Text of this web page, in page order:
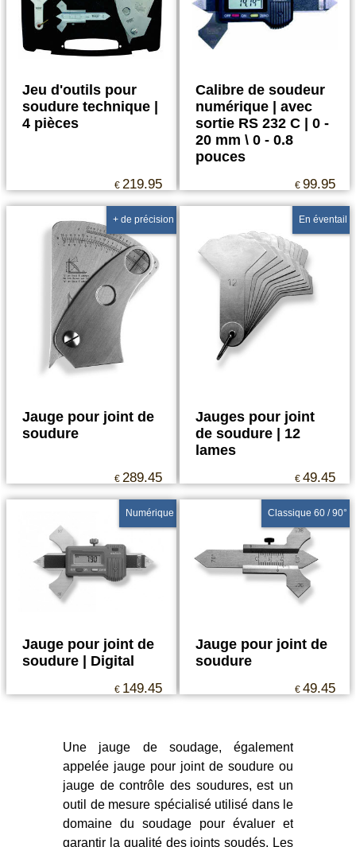
Jeu d'outils pour
soudure technique |
4 pièces
€ 219.95
Calibre de soudeur
numérique | avec
sortie RS 232 C | 0 -
20 mm \ 0 - 0.8
pouces
€ 99.95
+ de précision
Jauge pour joint de
soudure
€ 289.45
En éventail
Jauges pour joint
de soudure | 12
lames
€ 49.45
Numérique
Jauge pour joint de
soudure | Digital
€ 149.45
Classique 60 / 90°
Jauge pour joint de
soudure
€ 49.45
Une jauge de soudage, également
appelée jauge pour joint de soudure ou
jauge de contrôle des soudures, est un
outil de mesure spécialisé utilisé dans le
domaine du soudage pour évaluer et
garantir la qualité des joints soudés. Les